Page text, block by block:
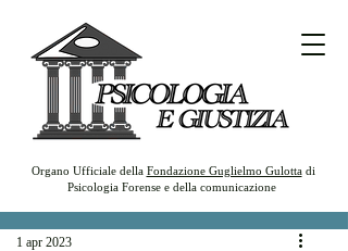
Organo Ufficiale della Fondazione Guglielmo Gulottadi
Psicologia Forense e della comunicazione
1 apr 2023